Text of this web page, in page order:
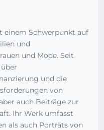
einem Schwerpunkt auf
und
und Mode. Seit
und die
von
auch Beiträge zur
Ihr Werk umfasst
als auch Porträts von